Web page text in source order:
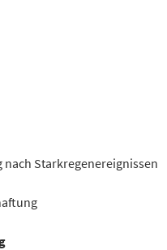
Starkregenereignissen